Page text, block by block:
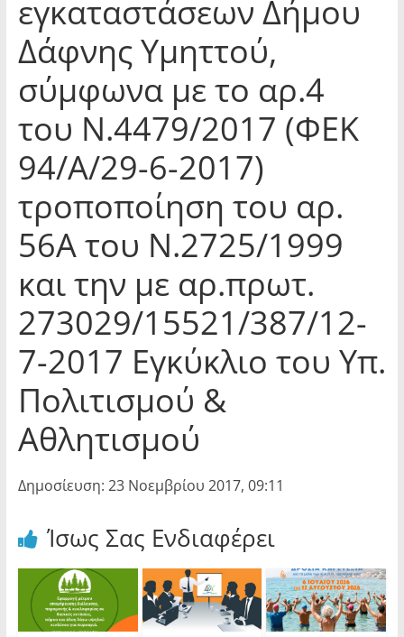
εγκαταστάσεων Δήμου
Δάφνης Υμηττού,
σύμφωνα με το αρ.4
του Ν.4479/2017 (ΦΕΚ
94/Α/29-6-2017)
τροποποίηση του αρ.
56Α του Ν.2725/1999
και την με αρ.πρωτ.
273029/15521/387/12-
7-2017 Εγκύκλιο του Υπ.
Πολιτισμού &
Αθλητισμού
Δημοσίευση: 23 Νοεμβρίου 2017, 09:11
Ίσως Σας Ενδιαφέρει